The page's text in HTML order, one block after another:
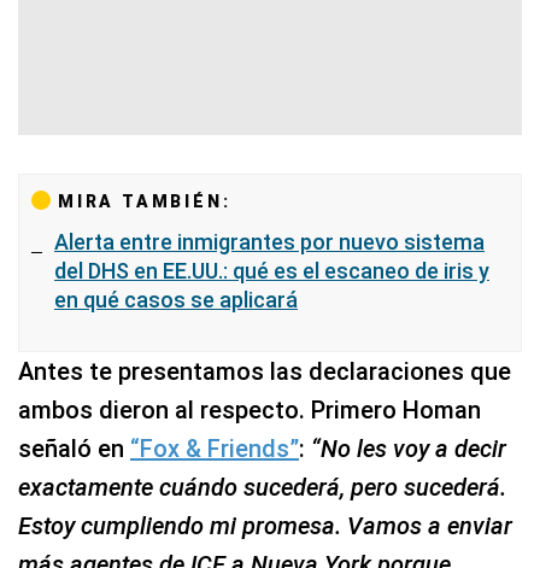
MIRA TAMBIÉN:
Alerta entre inmigrantes por nuevo sistema
del DHS en EE.UU.: qué es el escaneo de iris y
en qué casos se aplicará
Antes te presentamos las declaraciones que
ambos dieron al respecto. Primero Homan
señaló en “Fox & Friends”: “No les voy a decir
exactamente cuándo sucederá, pero sucederá.
Estoy cumpliendo mi promesa. Vamos a enviar